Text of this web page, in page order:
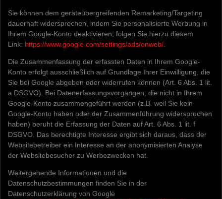
Sie können dem geräteübergreifenden Remarketing/Targeting
dauerhaft widersprechen, indem Sie personalisierte Werbung in
Ihrem Google-Konto deaktivieren; folgen Sie hierzu diesem
Link: https://www.google.com/settings/ads/onweb/
Die Zusammenfassung der erfassten Daten in Ihrem Google-
Konto erfolgt ausschließlich auf Grundlage Ihrer Einwilligung, die
Sie bei Google abgeben oder widerrufen können (Art. 6 Abs. 1 lit.
a DSGVO). Bei Datenerfassungsvorgängen, die nicht in Ihrem
Google-Konto zusammengeführt werden (z.B. weil Sie kein
Google-Konto haben oder der Zusammenführung widersprochen
haben) beruht die Erfassung der Daten auf Art. 6 Abs. 1 lit. f
DSGVO. Das berechtigte Interesse ergibt sich daraus, dass der
Websitebetreiber ein Interesse an der anonymisierten Analyse
der Websitebesucher zu Werbezwecken hat.
Weitergehende Informationen und die
Datenschutzbestimmungen finden Sie in der
Datenschutzerklärung von Google